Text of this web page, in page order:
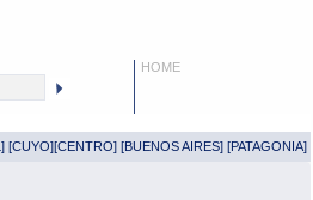
HOME
] [CUYO][CENTRO] [BUENOS AIRES] [PATAGONIA]